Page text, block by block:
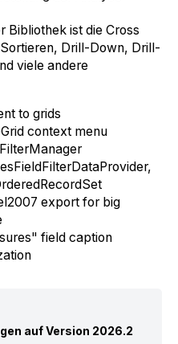
Bibliothek ist die Cross
Drill-Down, Drill-
viele andere
to grids
context menu
export for big
field caption
auf Version 2026.2